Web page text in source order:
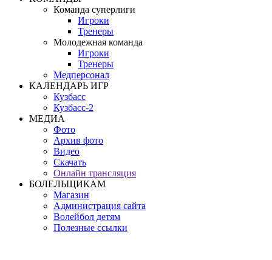
Команда суперлиги
Игроки
Тренеры
Молодежная команда
Игроки
Тренеры
Медперсонал
КАЛЕНДАРЬ ИГР
Кузбасс
Кузбасс-2
МЕДИА
Фото
Архив фото
Видео
Скачать
Онлайн трансляция
БОЛЕЛЬЩИКАМ
Магазин
Администрация сайта
Волейбол детям
Полезные ссылки